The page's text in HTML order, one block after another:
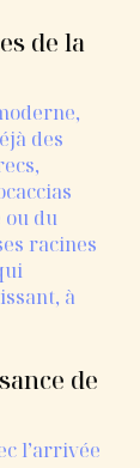
de la
des
ou du
racines
à
de
l’arrivée